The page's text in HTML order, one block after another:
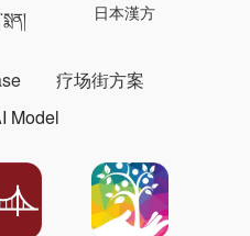
日本漢方
疗场街方案
Model